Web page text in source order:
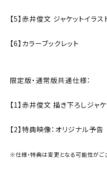
【5】赤井俊文 ジャケットイラス
【6】カラーブックレット
限定版・通常版共通仕様：
【1】赤井俊文 描き下ろしジャケ
【2】特典映像：オリジナル予告
※仕様・特典は変更となる可能性がご